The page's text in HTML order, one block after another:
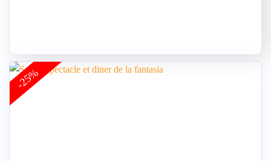
-25%